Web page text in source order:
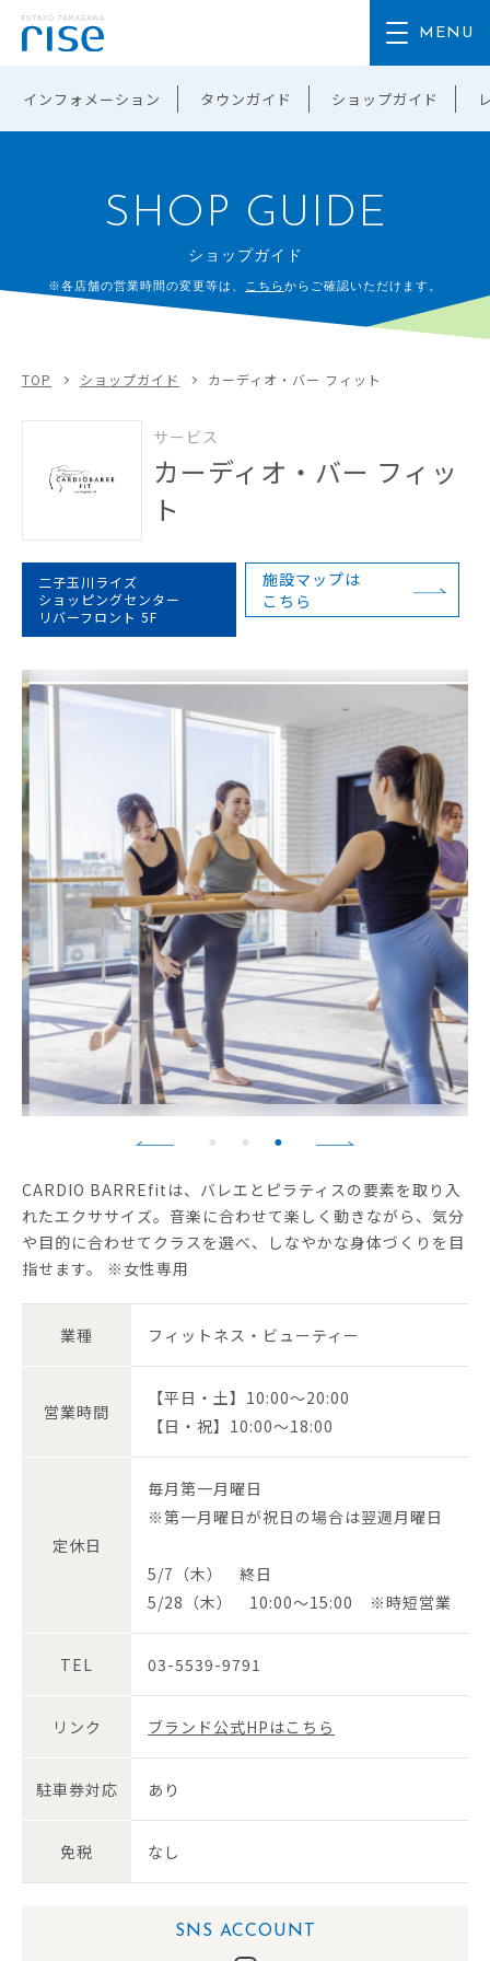
インフォメーション タウンガイド ショップガイド
SHOP GUIDE
ショップガイド
※各店舗の営業時間の変更等は、 こちらからご確認いただけます。
TOP ショップガイド カーディオ・バー フィット
サービス
カーディオ・バー フィッ
ト
二子玉川ライズ
ショッピングセンター
リバーフロント 5F
施設マップは
こちら
CARDIO BARREfitは、バレエとピラティスの要素を取り入
れたエクササイズ。音楽に合わせて楽しく動きながら、気分
や目的に合わせてクラスを選べ、しなやかな身体づくりを目
指せます。 ※女性専用
業種 フィットネス・ビューティー
営業時間
【平日・土】10:00～20:00
【日・祝】10:00～18:00
定休日
毎月第一月曜日
※第一月曜日が祝日の場合は翌週月曜日
5/7（木） 終日
5/28（木） 10:00～15:00 ※時短営業
TEL 03-5539-9791
リンク ブランド公式HPはこちら
駐車券対応 あり
免税 なし
SNS ACCOUNT